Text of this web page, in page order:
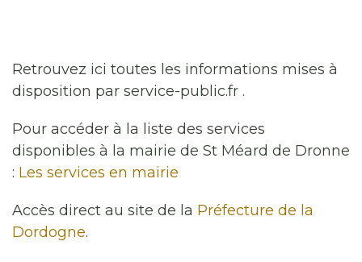
Retrouvez ici toutes les informations mises à
disposition par service-public.fr .
Pour accéder à la liste des services
disponibles à la mairie de St Méard de Dronne
: Les services en mairie
Accès direct au site de la Préfecture de la
Dordogne.